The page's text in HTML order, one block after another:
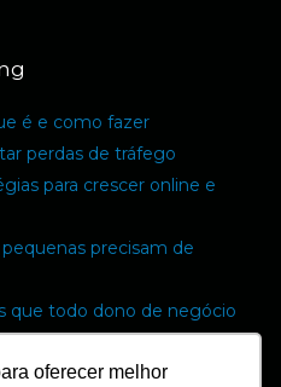
oferecer melhor
é e como fazer
perdas de tráfego
para crescer online e
precisam de
que todo dono de negócio
de marketing digital?